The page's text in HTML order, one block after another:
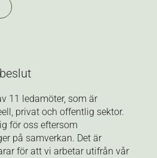
11 ledamöter, som är
privat och offentlig sektor.
för oss eftersom
på samverkan. Det är
för att vi arbetar utifrån vår